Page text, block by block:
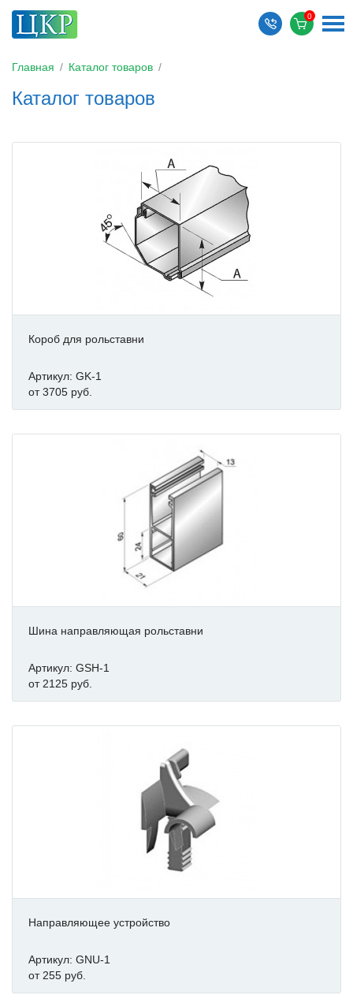
Главная / Каталог товаров /
Каталог товаров
Короб для рольставни
Артикул: GK-1
от 3705 руб.
Шина направляющая рольставни
Артикул: GSH-1
от 2125 руб.
Направляющее устройство
Артикул: GNU-1
от 255 руб.